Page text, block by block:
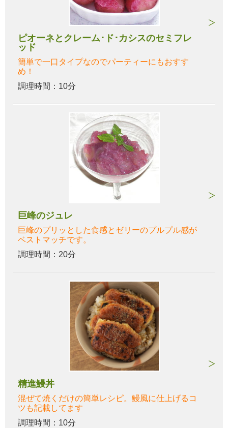
ピオーネとクレーム･ド･カシスのセミフレ
ッド
簡単で一口タイプなのでパーティーにもおすす
め！
調理時間：10分
巨峰のジュレ
巨峰のプリッとした食感とゼリーのプルプル感が
ベストマッチです。
調理時間：20分
精進鰻丼
混ぜて焼くだけの簡単レシピ。鰻風に仕上げるコ
ツも記載してます
調理時間：10分